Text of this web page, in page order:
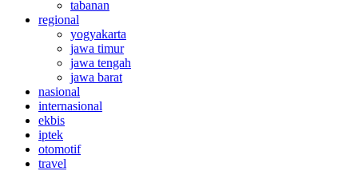
tabanan
regional
yogyakarta
jawa timur
jawa tengah
jawa barat
nasional
internasional
ekbis
iptek
otomotif
travel